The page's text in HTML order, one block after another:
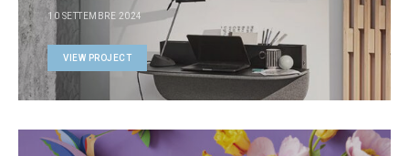
10 SETTEMBRE 2024
VIEW PROJECT